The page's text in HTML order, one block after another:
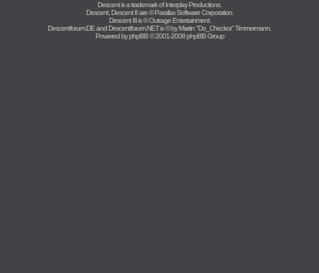
Descent is a trademark ofInterplay Productions.
Descent, Descent II are ©Parallax Software Corporation.
Descent III is ©Outrage Entertainment.
Descentforum.DE and Descentforum.NET is © byMartin "Do_Checkor" Timmermann
Powered byphpBB© 2001-2008 phpBB Group